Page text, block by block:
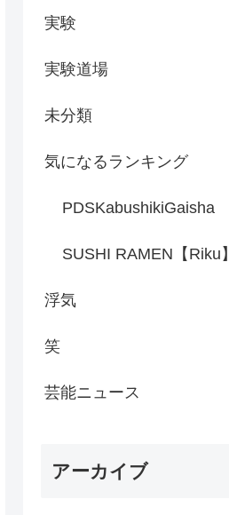
実験
実験道場
未分類
気になるランキング
PDSKabushikiGaisha
SUSHI RAMEN【Riku】
浮気
笑
芸能ニュース
アーカイブ